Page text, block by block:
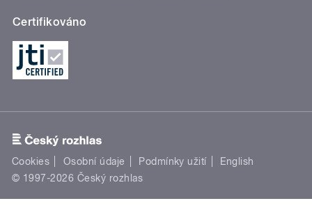
Certifikováno
Cookies Osobní údaje Podmínky užití
English
© 1997-2026 Český rozhlas